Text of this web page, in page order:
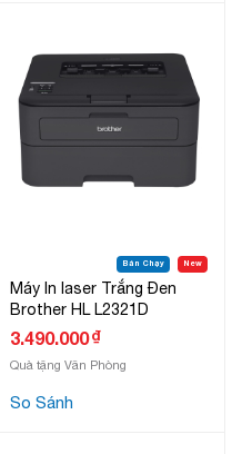
Bán Chạy New
Máy In laser Trắng Đen
Brother HL L2321D
3.490.000₫
Quà tặng Văn Phòng
So Sánh